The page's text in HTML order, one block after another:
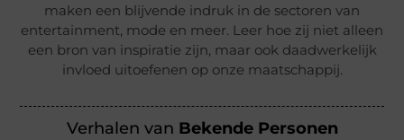
maken een blijvende indruk in de sectoren van
entertainment, mode en meer. Leer hoe zij niet alleen
een bron van inspiratie zijn, maar ook daadwerkelijk
invloed uitoefenen op onze maatschappij.
Verhalen van Bekende Personen